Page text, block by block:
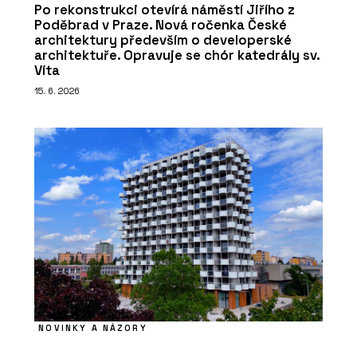
Po rekonstrukci otevírá náměstí Jiřího z
Poděbrad v Praze. Nová ročenka České
architektury především o developerské
architektuře. Opravuje se chór katedrály sv.
Víta
15. 6. 2026
NOVINKY A NÁZORY